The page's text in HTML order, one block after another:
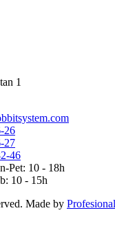
1
26
27
46
Pet: 10 - 18h
10 - 15h
Made by